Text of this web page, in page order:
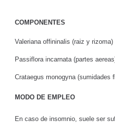
COMPONENTES
Valeriana offininalis (raiz y rizoma)
Passiflora incarnata (partes
Crataegus monogyna (sumidades
MODO DE EMPLEO
En caso de insomnio, suele ser